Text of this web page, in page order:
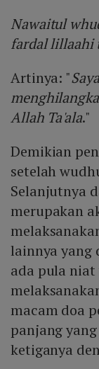
Nawaitul
fardal lillaahi
Artinya: "
Allah Ta'ala."
Demikian
setelah
Selanjutnya
merupakan
lainnya yang
ada pula niat
macam doa
panjang
ketiganya